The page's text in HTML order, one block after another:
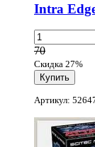
Intra
70
Скидка 27%
Артикул: